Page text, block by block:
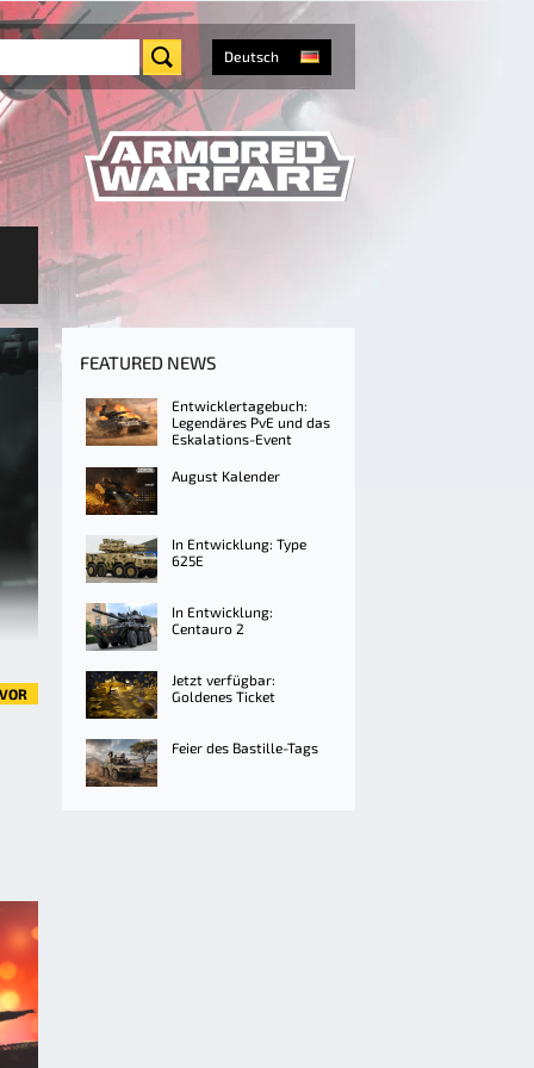
Deutsch
VOR
FEATURED NEWS
Entwicklertagebuch:
Legendäres PvE und das
Eskalations-Event
August Kalender
In Entwicklung: Type
625E
In Entwicklung:
Centauro 2
Jetzt verfügbar:
Goldenes Ticket
Feier des Bastille-Tags